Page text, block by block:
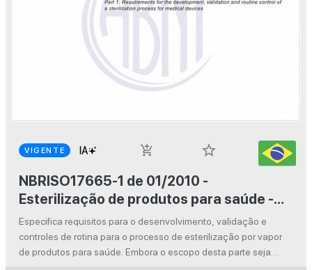
VIGENTE add_shopping_cart
star_border
NBRISO17665-1 de 01/2010 -
Esterilização de produtos para saúde -
Vapor Parte 1: Requisitos para o
desenvolvimento, validação e controle
de rotina nos processos de esterilização
Especifica requisitos para o desenvolvimento, validação e
controles de rotina para o processo de esterilização por vapor
de produtos para saúde. Embora o escopo desta parte seja